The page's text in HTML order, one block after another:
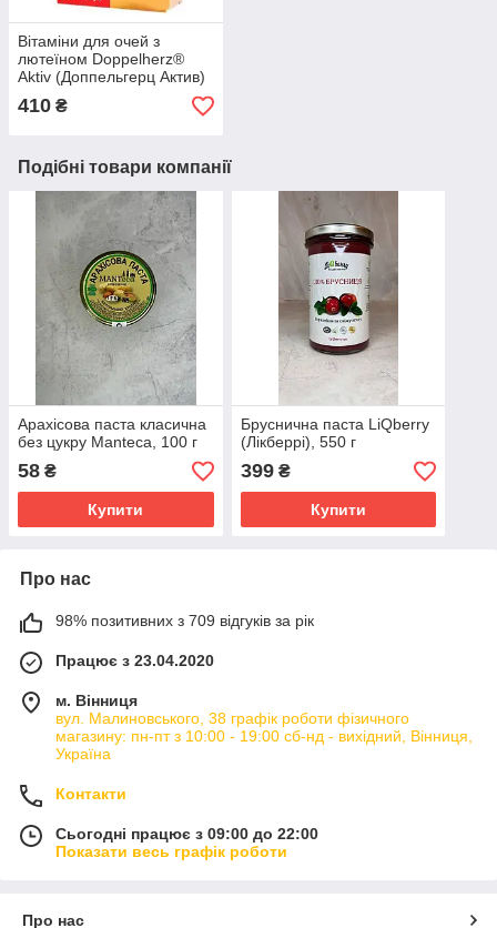
Вітаміни для очей з
лютеїном Doppelherz®
Aktiv (Доппельгерц Актив)
410 ₴
Подібні товари компанії
Арахісова паста класична
без цукру Manteca, 100 г
58 ₴
Купити
Бруснична паста LiQberry
(Лікберрі), 550 г
399₴
Купити
Про нас
98% позитивних з 709 відгуків за рік
Працює з 23.04.2020
м. Вінниця
вул. Малиновського, 38 графік роботи фізичного
магазину: пн-пт з 10:00 - 19:00 сб-нд - вихідний, Вінниця,
Україна
Контакти
Сьогодні працює з 09:00 до 22:00
Показати весь графік роботи
Про нас